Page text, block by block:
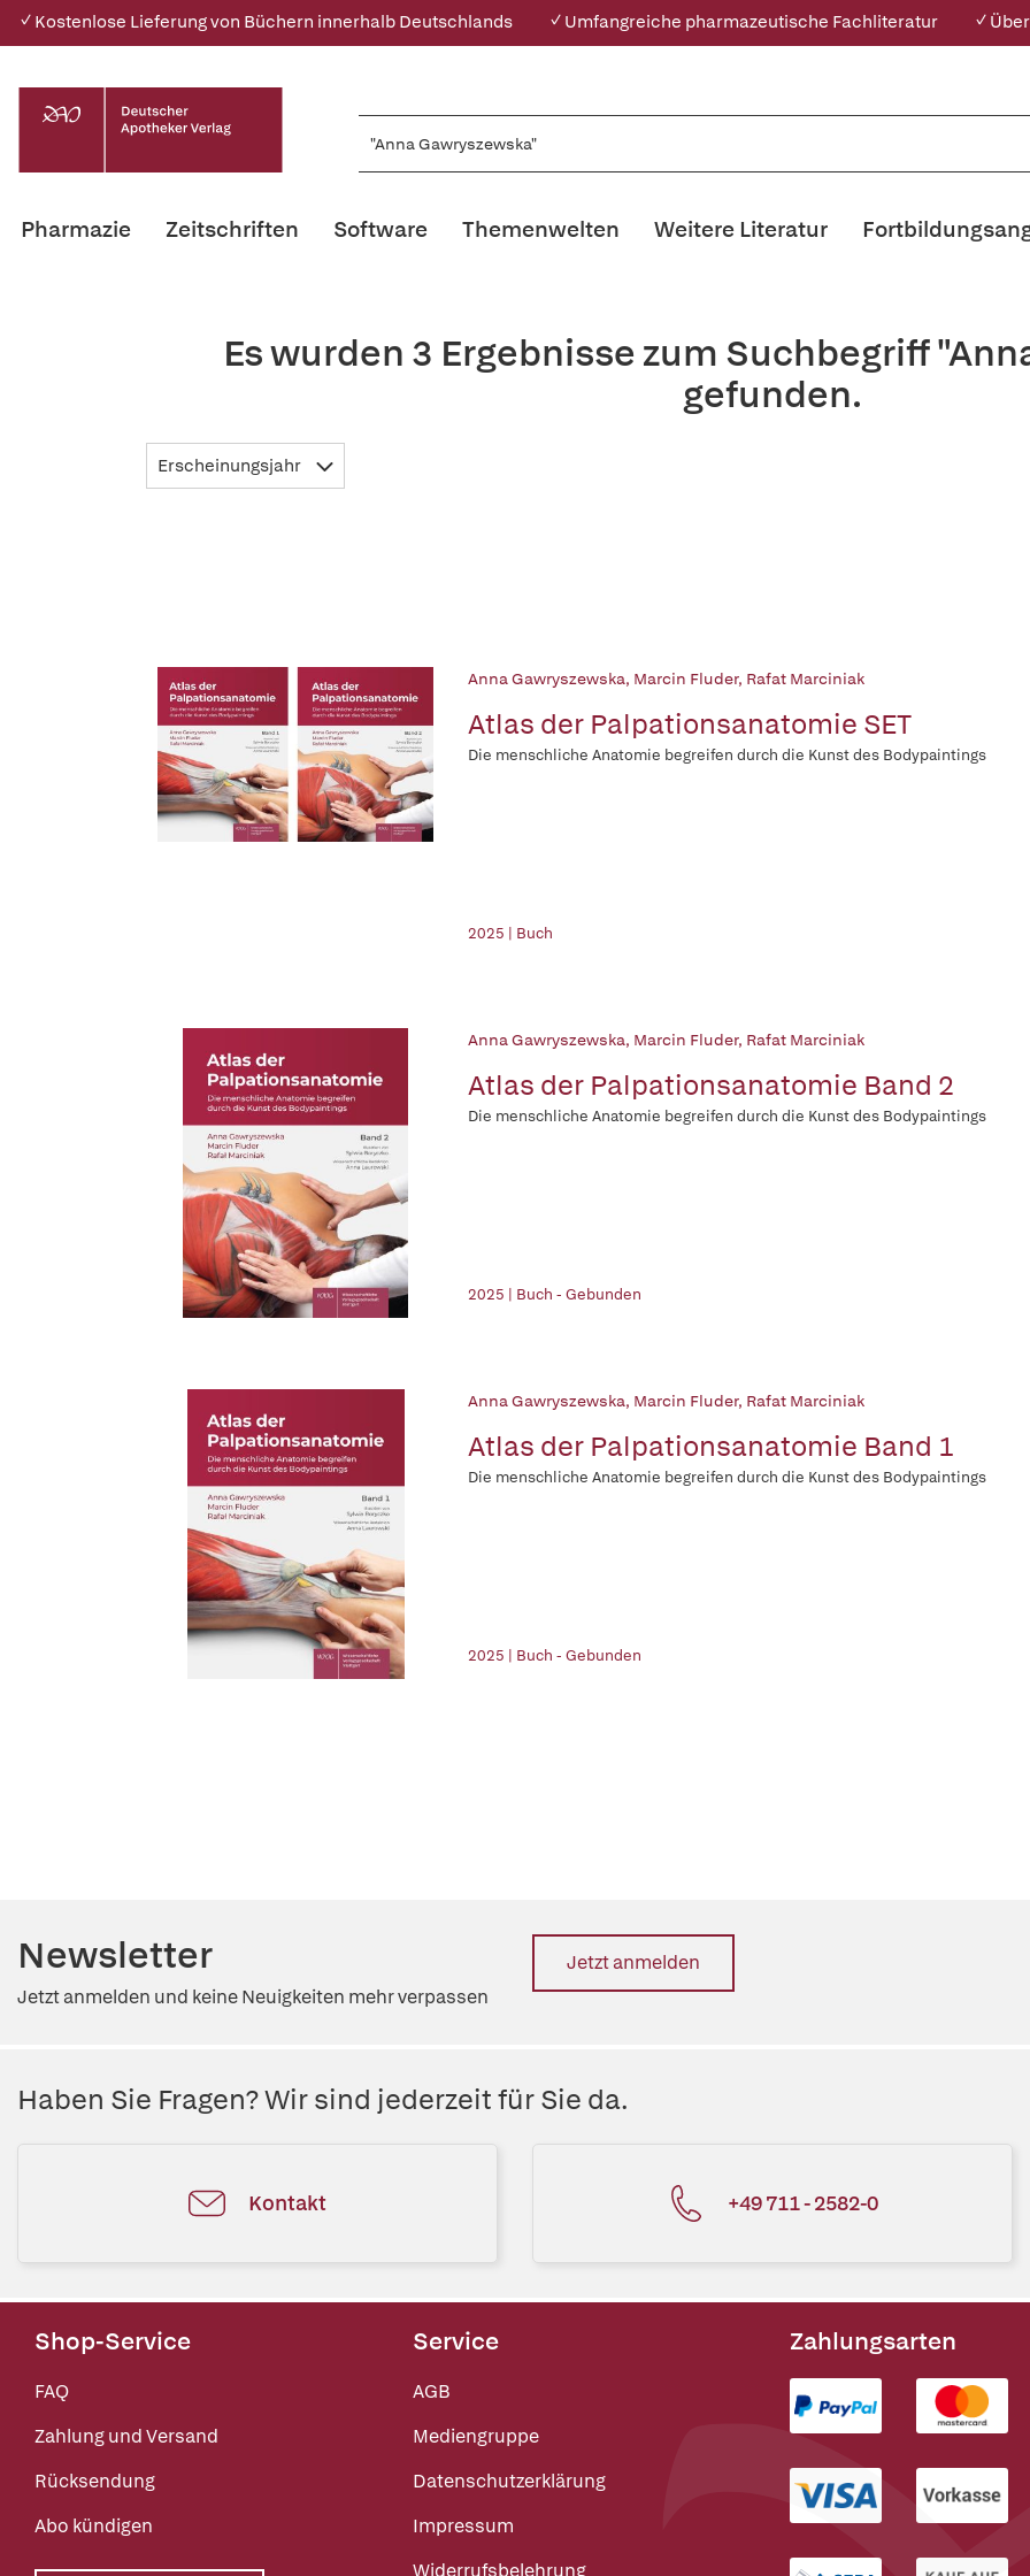
✓ Kostenlose Lieferung von Büchern innerhalb Deutschlands ✓ Umfangreiche pharmazeutische Fachliteratur ✓
Pharmazie Zeitschriften Software Themenwelten Weitere Literatur
Es wurden 3 Ergebnisse zum Suchbegriff
gefunden.
Erscheinungsjahr
Anna Gawryszewska, Marcin Fluder, Rafat Marciniak
Atlas der Palpationsanatomie SET
Die menschliche Anatomie begreifen durch die Kunst des Bodypaintings
2025 | Buch
Anna Gawryszewska, Marcin Fluder, Rafat Marciniak
Atlas der Palpationsanatomie Band 2
Die menschliche Anatomie begreifen durch die Kunst des Bodypaintings
2025 | Buch - Gebunden
Anna Gawryszewska, Marcin Fluder, Rafat Marciniak
Atlas der Palpationsanatomie Band 1
Die menschliche Anatomie begreifen durch die Kunst des Bodypaintings
2025 | Buch - Gebunden
Newsletter
Jetzt anmelden und keine Neuigkeiten mehr verpassen
Jetzt anmelden
Haben Sie Fragen? Wir sind jederzeit für Sie da.
Kontakt +49 711 - 2582-0
Shop-Service
FAQ
Zahlung und Versand
Rücksendung
Abo kündigen
Service
AGB
Mediengruppe
Datenschutzerklärung
Impressum
Widerrufsbelehrung
Zahlungsarten